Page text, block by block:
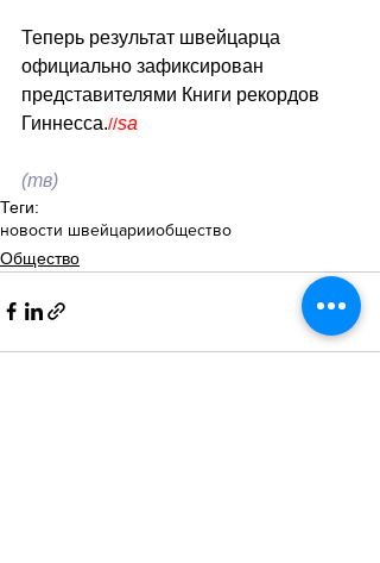
Теперь результат швейцарца
официально зафиксирован
представителями Книги рекордов
Гиннесса.//sa
(тв)
Теги:
новости швейцарииобщество
Общество